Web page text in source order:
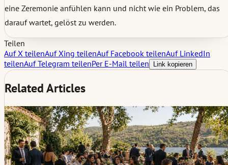
eine Zeremonie anfühlen kann und nicht wie ein Problem, das
darauf wartet, gelöst zu werden.
Teilen
Auf X teilenAuf Xing teilenAuf Facebook teilenAuf LinkedIn
teilenAuf Telegram teilenPer E-Mail teilen Link kopieren
Related Articles